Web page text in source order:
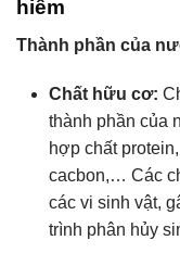
hiểm
Thành phần của
Chất hữu cơ:
thành phần của
hợp chất
cacbon,… Các
các vi sinh vật,
trình phân hủy